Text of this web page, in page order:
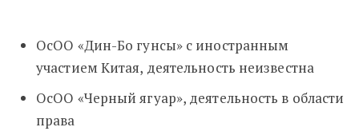
ОсОО «Дин-Бо гунсы» с иностранным
участием Китая, деятельность неизвестна
ОсОО «Черный ягуар», деятельность в области
права